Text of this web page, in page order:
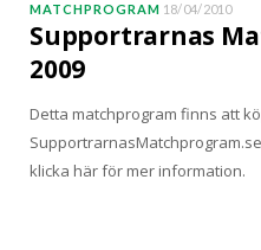
MATCHPROGRAM 18/04/2010
Supportrarnas
2009
Detta matchprogram finns att
klicka här för mer information.